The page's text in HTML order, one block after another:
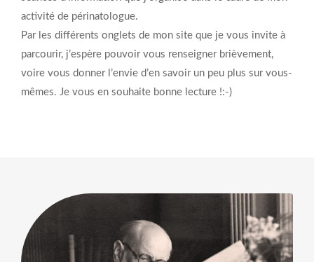
activité de périnatologue.
Par les différents onglets de mon site que je vous invite à
parcourir, j’espère pouvoir vous renseigner brièvement,
voire vous donner l’envie d’en savoir un peu plus sur vous-
mêmes. Je vous en souhaite bonne lecture !:-)